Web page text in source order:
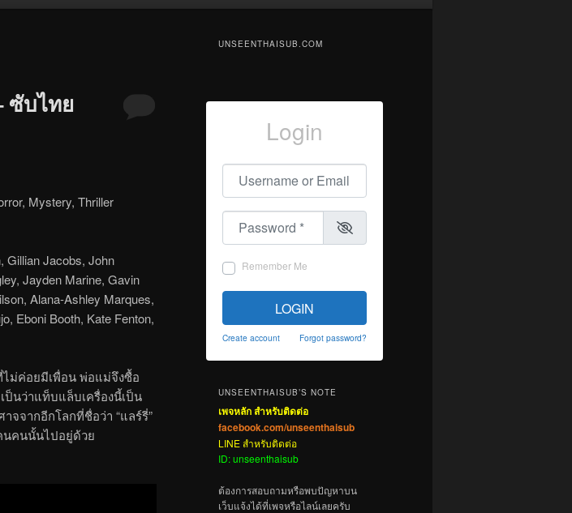
ซับไทย
Mystery, Thriller
Gillian Jacobs, John
Jayden Marine, Gavin
Alana-Ashley Marques,
Eboni Booth, Kate Fenton,
ไม่ค่อยมีเพื่อน พ่อแม่จึงซื้อ
ป็นว่าแท็บแล็บเครื่องนี้เป็น
จจากอีกโลกที่ชื่อว่า “แลร์รี่”
นคนนั้นไปอยู่ด้วย
UNSEENTHAISUB.COM
Login
Username or Email
Password
Remember Me
LOGIN
Create account Forgot password?
UNSEENTHAISUB’S NOTE
เพจหลัก สำหรับติดต่อ
facebook.com/unseenthaisub
LINE สำหรับติดต่อ
ID: unseenthaisub
ต้องการสอบถามหรือพบปัญหาบน
เว็บแจ้งได้ที่เพจหรือไลน์เลยครับ